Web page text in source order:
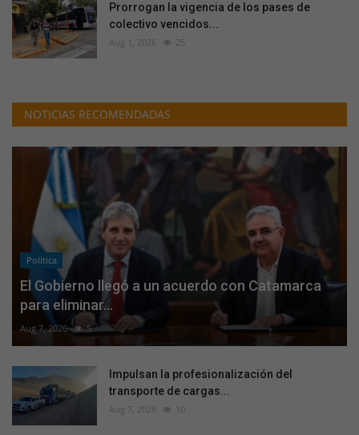
Prorrogan la vigencia de los pases de
colectivo vencidos...
Aug 1, 2026 25
NOTICIAS RECOMENDADAS
Politica
El Gobierno llegó a un acuerdo con Catamarca
para eliminar...
Aug 7, 2026 5
Impulsan la profesionalización del
transporte de cargas...
Aug 7, 2026 10